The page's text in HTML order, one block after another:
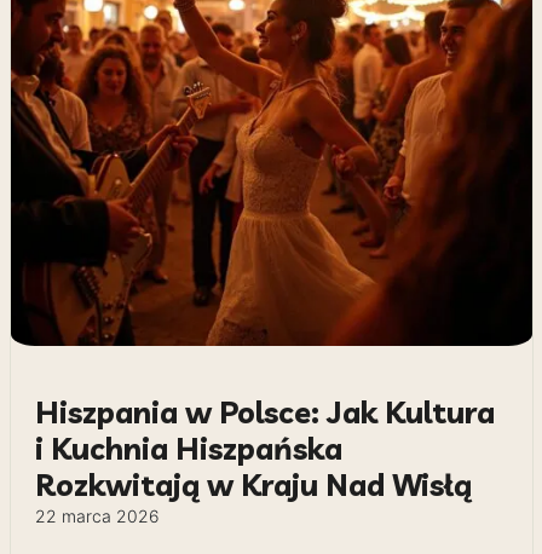
Hiszpania w Polsce: Jak Kultura
i Kuchnia Hiszpańska
Rozkwitają w Kraju Nad Wisłą
22 marca 2026